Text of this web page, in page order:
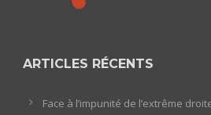
ARTICLES RÉCENTS
Face à l’impunité de l’extrême